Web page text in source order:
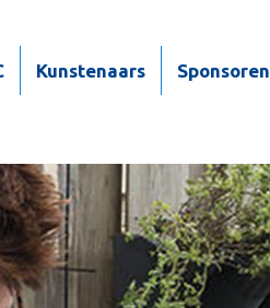
Kunstenaars Sponsoren